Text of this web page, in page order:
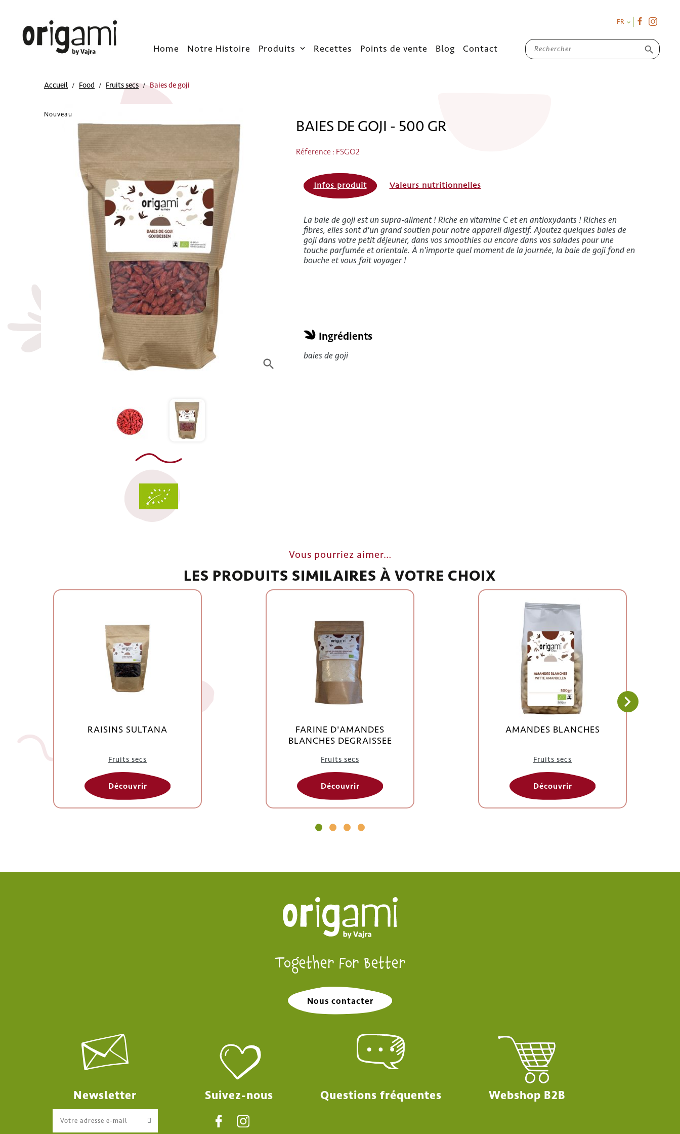
Home Notre Histoire Produits Recettes Points de vente Blog Contact
FR 
search
Accueil Food Fruits secs Baies de goji
Nouveau
search
BAIES DE GOJI - 500 GR
Réference : FSGO2
Infos produit Valeurs nutritionnelles
La baie de goji est un supra-aliment ! Riche en vitamine C et en antioxydants ! Riches en
fibres, elles sont d'un grand soutien pour notre appareil digestif. Ajoutez quelques baies de
goji dans votre petit déjeuner, dans vos smoothies ou encore dans vos salades pour une
touche parfumée et orientale. À n'importe quel moment de la journée, la baie de goji fond en
bouche et vous fait voyager !
Ingrédients
baies de goji
Vous pourriez aimer…
LES PRODUITS SIMILAIRES À VOTRE CHOIX
RAISINS SULTANA
Fruits secs
Découvrir
FARINE D'AMANDES
BLANCHES DEGRAISSEE
Fruits secs
Découvrir
AMANDES BLANCHES
Fruits secs
Découvrir
Together For Better
Nous contacter
Newsletter Suivez-nous Questions fréquentes Webshop B2B